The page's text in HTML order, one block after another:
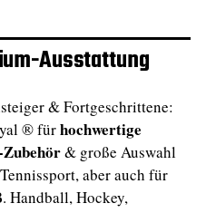
Ausstattung
& Fortgeschrittene:
® fürhochwertige
& große Auswahl
aber auch für
Handball, Hockey,